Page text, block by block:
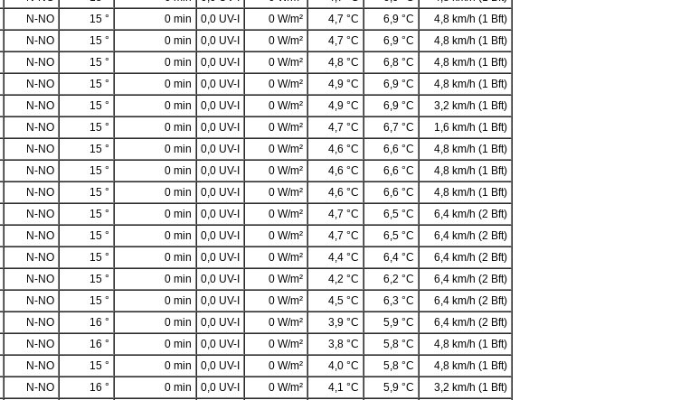
N-NO 15 ° 0 min 0,0 UV-I 0 W/m² 4,7 °C 6,9 °C
4,8 km/h (1 Bft)
N-NO 15 ° 0 min 0,0 UV-I 0 W/m² 4,7 °C 6,9 °C
4,8 km/h (1 Bft)
N-NO 15 ° 0 min 0,0 UV-I 0 W/m² 4,8 °C 6,8 °C
4,8 km/h (1 Bft)
N-NO 15 ° 0 min 0,0 UV-I 0 W/m² 4,9 °C 6,9 °C
4,8 km/h (1 Bft)
N-NO 15 ° 0 min 0,0 UV-I 0 W/m² 4,9 °C 6,9 °C
3,2 km/h (1 Bft)
N-NO 15 ° 0 min 0,0 UV-I 0 W/m² 4,7 °C 6,7 °C
1,6 km/h (1 Bft)
N-NO 15 ° 0 min 0,0 UV-I 0 W/m² 4,6 °C 6,6 °C
4,8 km/h (1 Bft)
N-NO 15 ° 0 min 0,0 UV-I 0 W/m² 4,6 °C 6,6 °C
4,8 km/h (1 Bft)
N-NO 15 ° 0 min 0,0 UV-I 0 W/m² 4,6 °C 6,6 °C
4,8 km/h (1 Bft)
N-NO 15 ° 0 min 0,0 UV-I 0 W/m² 4,7 °C 6,5 °C
6,4 km/h (2 Bft)
N-NO 15 ° 0 min 0,0 UV-I 0 W/m² 4,7 °C 6,5 °C
6,4 km/h (2 Bft)
N-NO 15 ° 0 min 0,0 UV-I 0 W/m² 4,4 °C 6,4 °C
6,4 km/h (2 Bft)
N-NO 15 ° 0 min 0,0 UV-I 0 W/m² 4,2 °C 6,2 °C
6,4 km/h (2 Bft)
N-NO 15 ° 0 min 0,0 UV-I 0 W/m² 4,5 °C 6,3 °C
6,4 km/h (2 Bft)
N-NO 16 ° 0 min 0,0 UV-I 0 W/m² 3,9 °C 5,9 °C
6,4 km/h (2 Bft)
N-NO 16 ° 0 min 0,0 UV-I 0 W/m² 3,8 °C 5,8 °C
4,8 km/h (1 Bft)
N-NO 15 ° 0 min 0,0 UV-I 0 W/m² 4,0 °C 5,8 °C
4,8 km/h (1 Bft)
N-NO 16 ° 0 min 0,0 UV-I 0 W/m² 4,1 °C 5,9 °C
3,2 km/h (1 Bft)